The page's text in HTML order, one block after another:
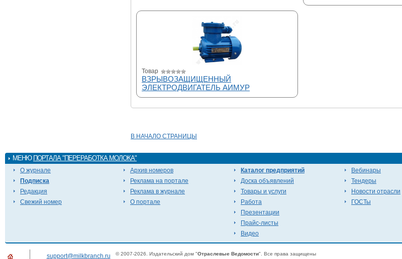
Товар
ВЗРЫВОЗАЩИЩЕННЫЙ
ЭЛЕКТРОДВИГАТЕЛЬ АИМУР
В НАЧАЛО СТРАНИЦЫ
МЕНЮ ПОРТАЛА "ПЕРЕРАБОТКА МОЛОКА"
О журнале
Подписка
Редакция
Свежий номер
Архив номеров
Реклама на портале
Реклама в журнале
О портале
Каталог предприятий
Доска объявлений
Товары и услуги
Работа
Презентации
Прайс-листы
Видео
Вебинары
Тендеры
Новости отрасли
ГОСТы
support@milkbranch.ru © 2007-2026. Издательский дом "Отраслевые Ведомости". Все права защищены